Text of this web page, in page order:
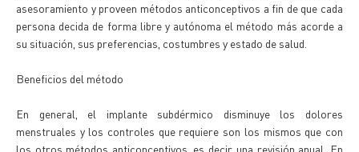
asesoramiento y proveen métodos anticonceptivos a fin de que cada
persona decida de forma libre y autónoma el método más acorde a
su situación, sus preferencias, costumbres y estado de salud.
Beneficios del método
En general, el implante subdérmico disminuye los dolores
menstruales y los controles que requiere son los mismos que con
los otros métodos anticonceptivos, es decir, una revisión anual. En